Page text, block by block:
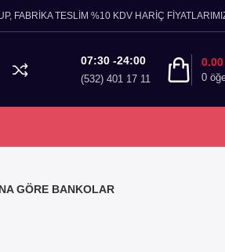
FABRİKA TESLİM %10 KDV HARİÇ
07:30 -24:00
(532) 401 17 11 0
GÖRE BANKOLAR